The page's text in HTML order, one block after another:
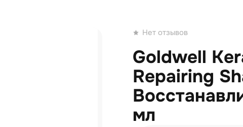
Нет отзывов
Goldwell
Repairing
мл